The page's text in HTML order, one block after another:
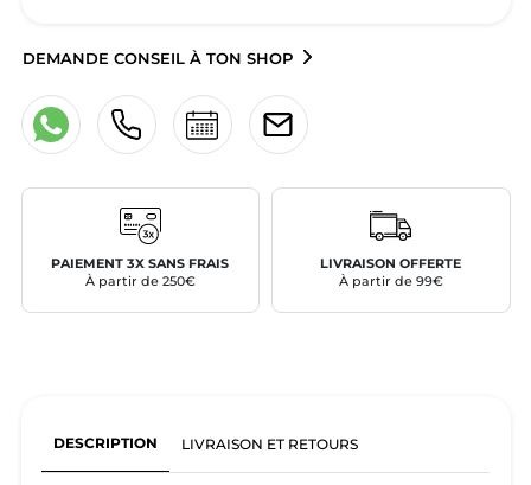
DEMANDE CONSEIL À TON SHOP
PAIEMENT 3X SANS FRAIS
À partir de 250€
LIVRAISON OFFERTE
À partir de 99€
DESCRIPTION LIVRAISON ET RETOURS